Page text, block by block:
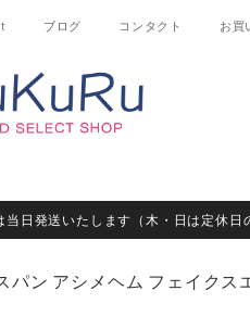
ブログ コンタクト お買
日発送いたします（木・日は定休日
ン アシメヘム フェイクス